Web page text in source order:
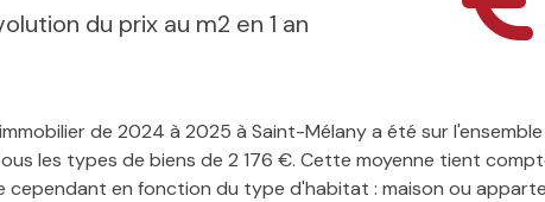
du prix au m2 en 1 an
de 2024 à 2025 à Saint-Mélany a été sur
les types de biens de 2 176 €. Cette moyenne tient
cependant en fonction du type d'habitat : maison ou